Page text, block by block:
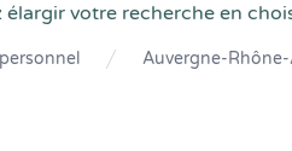
élargir votre recherche en
Auvergne-Rhône-